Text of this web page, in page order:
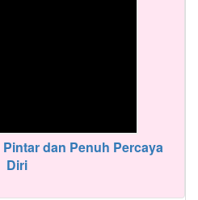
dan Penuh Percaya
Diri